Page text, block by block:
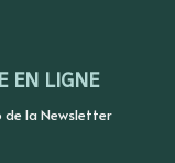
EN LIGNE
de la Newsletter